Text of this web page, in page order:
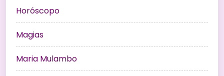
Horóscopo
Magias
Maria Mulambo